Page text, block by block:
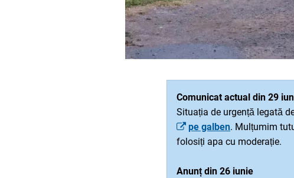
Comunicat actual din 29
Situația de urgență legată
pe galben. Mulțumim
folosiți apa cu moderație.
Anunț din 26 iunie